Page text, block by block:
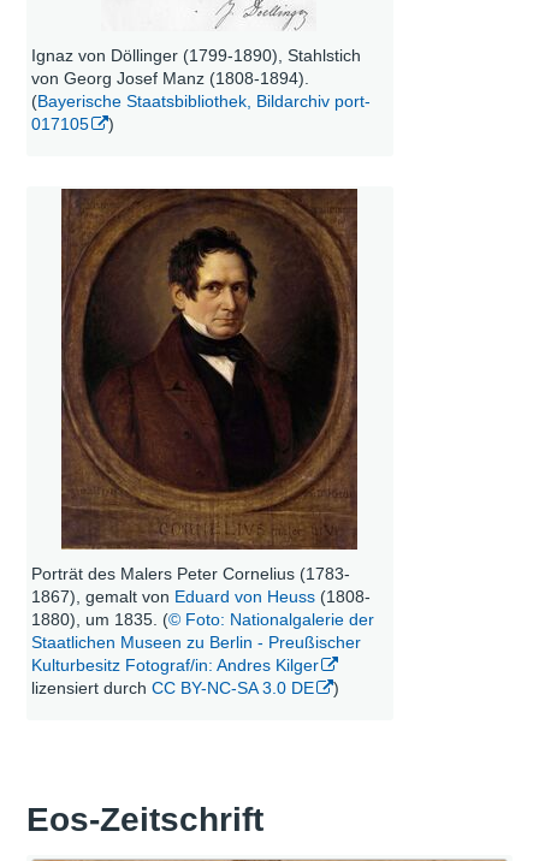
Ignaz von Döllinger (1799-1890), Stahlstich
von Georg Josef Manz (1808-1894).
(Bayerische Staatsbibliothek, Bildarchiv port-
017105
)
Porträt des Malers Peter Cornelius (1783-
1867), gemalt von Eduard von Heuss(1808-
1880), um 1835. (© Foto: Nationalgalerie der
Staatlichen Museen zu Berlin - Preußischer
Kulturbesitz Fotograf/in: Andres Kilger
lizensiert durch CC BY-NC-SA 3.0 DE )
Eos-Zeitschrift